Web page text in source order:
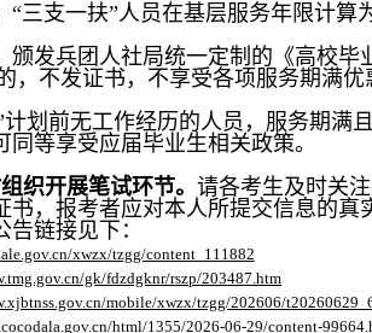
“三支一扶”人员在基层服务年限计算
颁发兵团人社局统一定制的《高校毕
，不发证书，不享受各项服务期满优
计划前无工作经历的人员，服务期
同等享受应届毕业生相关政策。
织开展笔试环节。 请各考生及时关
书，报考者应对本人所提交信息的
告链接见下：
xwzx/tzgg/content_111882
gk/fdzdgknr/rszp/203487.htm
mobile/xwzx/tzgg/202606/
html/1355/2026-06-29/content-